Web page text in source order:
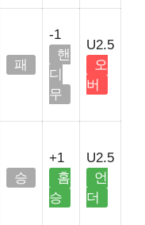
패
-1
핸
디
무
U2.5
오
버
승
+1
홈
승
U2.5
언
더